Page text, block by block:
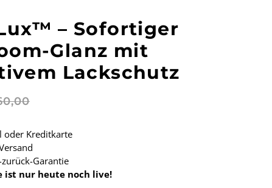
– Sofortiger
Glanz mit
Lackschutz
oder Kreditkarte
zurück-Garantie
ist nur heute noch live!